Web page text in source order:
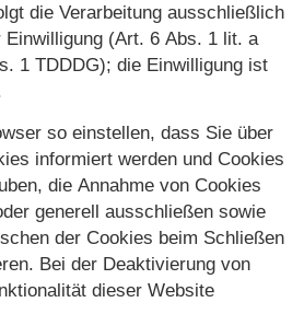
die Verarbeitung ausschließlich
Einwilligung (Art. 6 Abs. 1 lit. a
1 TDDDG); die Einwilligung ist
so einstellen, dass Sie über
informiert werden und Cookies
die Annahme von Cookies
generell ausschließen sowie
der Cookies beim Schließen
Bei der Deaktivierung von
dieser Website